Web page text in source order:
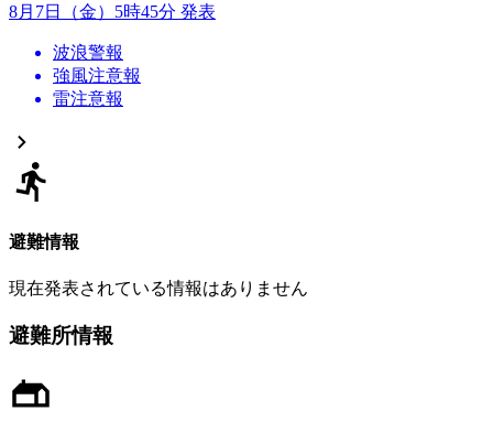
8月7日（金）5時45分 発表
波浪警報
強風注意報
雷注意報
避難情報
現在発表されている情報はありません
避難所情報